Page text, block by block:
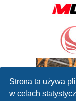
Strona ta używa
w celach